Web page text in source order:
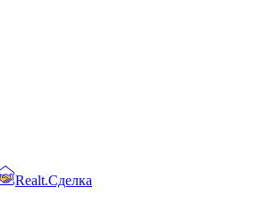
Realt.Сделка